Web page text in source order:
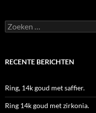
Zoeken
naar:
RECENTE BERICHTEN
Ring, 14k goud met saffier.
Ring 14k goud met zirkonia.